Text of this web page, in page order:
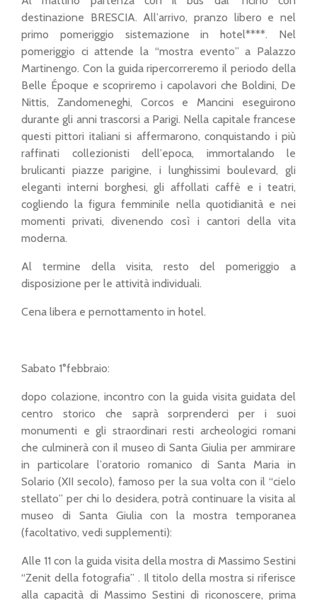
destinazione BRESCIA. All’arrivo, pranzo libero e nel
primo pomeriggio sistemazione in hotel****. Nel
pomeriggio ci attende la “mostra evento” a Palazzo
Martinengo. Con la guida ripercorreremo il periodo della
Belle Époque e scopriremo i capolavori che Boldini, De
Nittis, Zandomeneghi, Corcos e Mancini eseguirono
durante gli anni trascorsi a Parigi. Nella capitale francese
questi pittori italiani si affermarono, conquistando i più
raffinati collezionisti dell’epoca, immortalando le
brulicanti piazze parigine, i lunghissimi boulevard, gli
eleganti interni borghesi, gli affollati caffè e i teatri,
cogliendo la figura femminile nella quotidianità e nei
momenti privati, divenendo così i cantori della vita
moderna.
Al termine della visita, resto del pomeriggio a
disposizione per le attività individuali.
Cena libera e pernottamento in hotel.
Sabato 1°febbraio:
dopo colazione, incontro con la guida visita guidata del
centro storico che saprà sorprenderci per i suoi
monumenti e gli straordinari resti archeologici romani
che culminerà con il museo di Santa Giulia per ammirare
in particolare l’oratorio romanico di Santa Maria in
Solario (XII secolo), famoso per la sua volta con il “cielo
stellato” per chi lo desidera, potrà continuare la visita al
museo di Santa Giulia con la mostra temporanea
(facoltativo, vedi supplementi):
Alle 11 con la guida visita della mostra di Massimo Sestini
“Zenit della fotografia” . Il titolo della mostra si riferisce
alla capacità di Massimo Sestini di riconoscere, prima